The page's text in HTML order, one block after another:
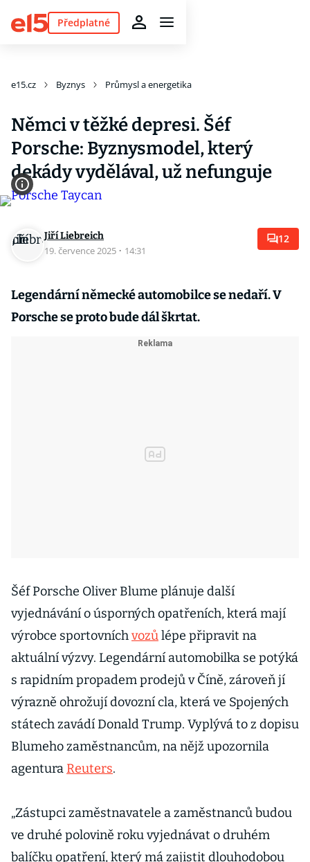
Předplatné
e15.cz Byznys Průmysl a energetika
Němci v těžké depresi. Šéf
Porsche: Byznysmodel, který
dekády vydělával, už nefunguje
Jiří Liebreich
19. července 2025 · 14:31
12
Legendární německé automobilce se nedaří. V
Porsche se proto bude dál škrtat.
Šéf Porsche Oliver Blume plánuje další
vyjednávání o úsporných opatřeních, která mají
výrobce sportovníchvozůlépe připravit na
aktuální výzvy. Legendární automobilka se potýká
s rapidním propadem prodejů v Číně, zároveň jí
výrazně ohrožují dovozní cla, která ve Spojených
státech zavádí Donald Trump. Vyplývá to z dopisu
Blumeho zaměstnancům, na nějž upozornila
agentura Reuters.
„Zástupci zaměstnavatele a zaměstnanců budou
ve druhé polovině roku vyjednávat o druhém
balíčku opatření, který má zajistit dlouhodobou